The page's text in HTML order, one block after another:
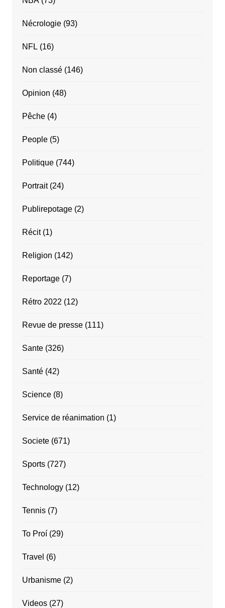
Nécrologie(93)
NFL (16)
Non classé(146)
Opinion (48)
Pêche(4)
People(5)
Politique(744)
Portrait(24)
Publirepotage(2)
Récit(1)
Religion (142)
Reportage(7)
Rétro 2022 (12)
Revue de presse(111)
Sante(326)
Santé(42)
Science(8)
Service de réanimation (1)
Societe(671)
Sports(727)
Technology(12)
Tennis(7)
To Proí(29)
Travel (6)
Urbanisme(2)
Videos(27)